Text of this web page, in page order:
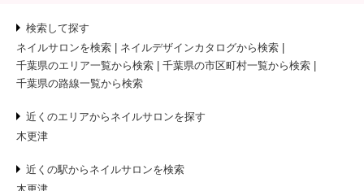
検索して探す
ネイルサロンを検索
ネイルデザインカタログから検索
千葉県のエリア一覧から検索
千葉県の市区町村一覧から検索
千葉県の路線一覧から検索
近くのエリアからネイルサロンを探す
木更津
近くの駅からネイルサロンを検索